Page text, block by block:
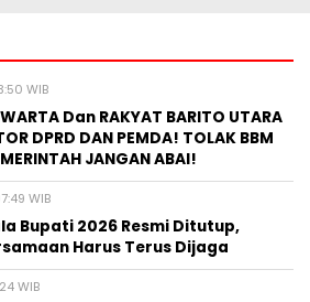
WIB
Dan RAKYAT BARITO UTARA
DPRD DAN PEMDA! TOLAK BBM
JANGAN ABAI!
WIB
Bupati 2026 Resmi Ditutup,
Harus Terus Dijaga
WIB